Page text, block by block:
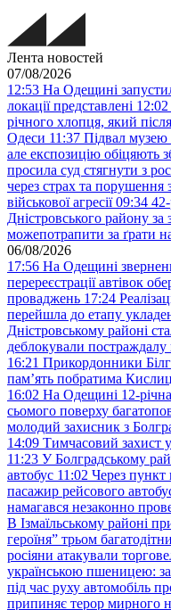
Лента новостей
07/08/2026
12:53 На Одещині
локації представлені 12:02
річного хлопця, який
Одеси 11:37 Підвал музею
але експозицію обіцяють
просила суд стягнути з
через страх та порушення
військової агресії 09:34
Дністровського району за
можепотрапити за ґрати
06/08/2026
17:56 На Одещині
перереєстрації автівок
проваджень 17:24
перейшла до етапу
Дністровському районі
деблокували постраждалу
16:21 Прикордонники
пам’ять побратима
16:02 На Одещині 12-
сьомого поверху
молодий захисник з
14:09 Тимчасовий захист
11:23 У Болградському
автобус 11:02 Через
пасажир рейсового
намагався незаконно
В Ізмаїльському районі
героїня” трьом
росіяни атакували
українською пшеницею:
під час руху автомобіль
припиняє терор мирного